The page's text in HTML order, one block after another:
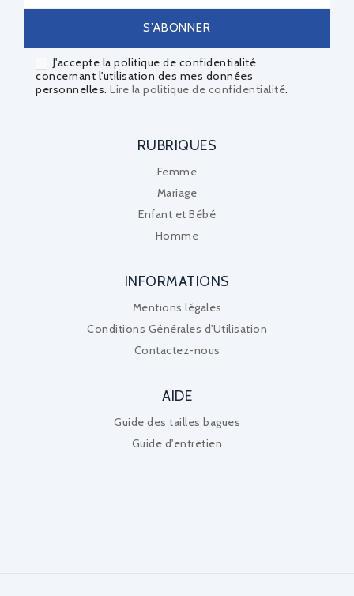
J'accepte la politique de confidentialité
concernant l'utilisation des mes données
personnelles. Lire la politique de confidentialité.
RUBRIQUES
Femme
Mariage
Enfant et Bébé
Homme
INFORMATIONS
Mentions légales
Conditions Générales d'Utilisation
Contactez-nous
AIDE
Guide des tailles bagues
Guide d'entretien